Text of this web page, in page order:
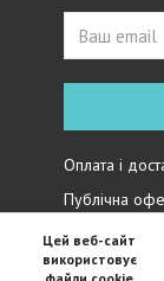
Оплата і
Публічна
Цей веб-сайт
використовує